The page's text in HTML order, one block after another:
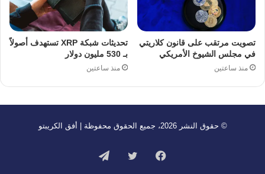
تصويت مرتقب على قانون كلاريتي
في مجلس الشيوخ الأمريكي
منذ ساعتين
تحديثات شبكة XRP تستهدف أصولاً
بـ 530 مليون دولار
منذ ساعتين
© حقوق النشر 2026، جميع الحقوق محفوظة | أفق الكريبتو
فيسبوك تويتر تيلقرام